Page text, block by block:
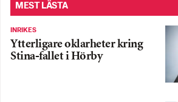
MEST LÄSTA
INRIKES
Ytterligare oklarheter kring
Stina-fallet i Hörby